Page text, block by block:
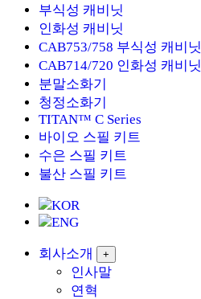
부식성 캐비닛
인화성 캐비닛
CAB753/758 부식성 캐비닛
CAB714/720 인화성 캐비닛
분말소화기
청정소화기
TITAN™ C Series
바이오 스필 키트
수은 스필 키트
불산 스필 키트
KOR
ENG
회사소개 +
인사말
연혁